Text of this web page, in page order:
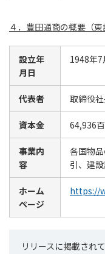
４．豊田通商の概要（東
設立年
月日
1948年7
代表者 取締役
資本金 64,936
事業内
容
各国物
引、建
ホーム
ページ
https://
リリースに掲載され